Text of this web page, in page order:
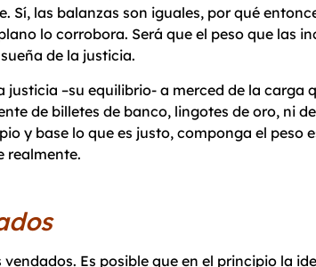
Sí, las balanzas son iguales, por qué
lo corrobora. Será que el peso que las
de la justicia.
justicia –su equilibrio- a merced de la carga
de billetes de banco, lingotes de oro, ni
y base lo que es justo, componga el peso
realmente.
Es posible que en el principio la